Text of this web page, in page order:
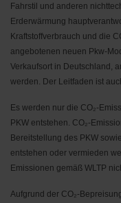
Fahrstil und anderen
Erderwärmung
Kraftstoffverbrauch und die
angebotenen neuen Pkw-
Verkaufsort in Deutschland,
werden. Der Leitfaden ist
Es werden nur die CO₂-
PKW entstehen. CO₂-
Bereitstellung des PKW
entstehen oder vermieden
Emissionen gemäß WLTP
Aufgrund der CO₂-